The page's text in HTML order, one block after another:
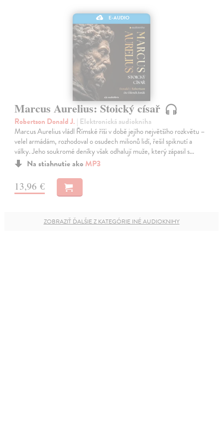
E-AUDIO
Marcus Aurelius: Stoický císař
Robertson Donald J. | Elektronická audiokniha
Marcus Aurelius vládl Římské říši v době jejího největšího rozkvětu –
velel armádám, rozhodoval o osudech milionů lidí, řešil spiknutí a
války. Jeho soukromé deníky však odhalují muže, který zápasil s…
Na stiahnutie ako MP3
13,96 €
ZOBRAZIŤ ĎALŠIE Z KATEGÓRIE INÉ AUDIOKNIHY